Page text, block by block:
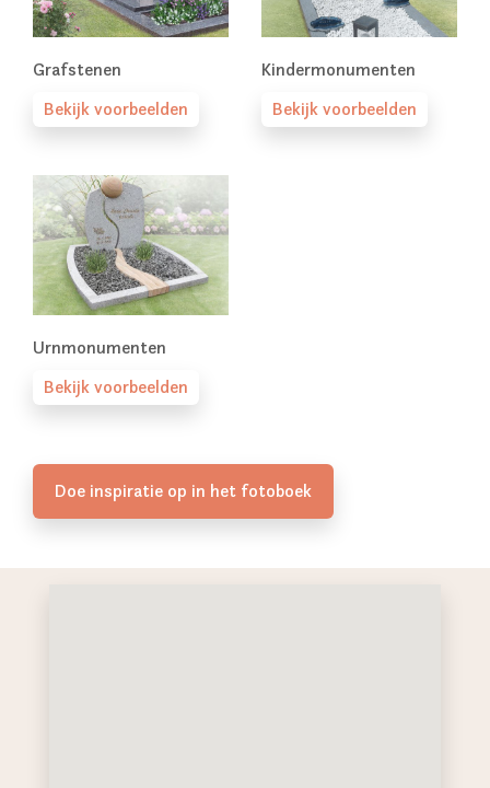
Grafstenen
Bekijk voorbeelden
Kindermonumenten
Bekijk voorbeelden
Urnmonumenten
Bekijk voorbeelden
Doe inspiratie op in het fotoboek